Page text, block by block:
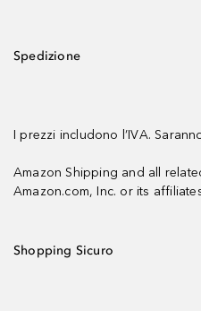
Spedizione
I prezzi includono l’IVA.
Amazon Shipping and all
Amazon.com, Inc. or its
Shopping Sicuro